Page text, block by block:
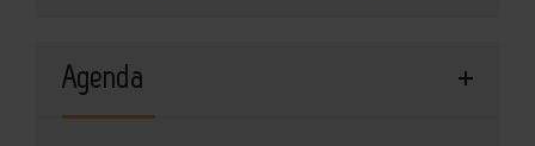
Agenda